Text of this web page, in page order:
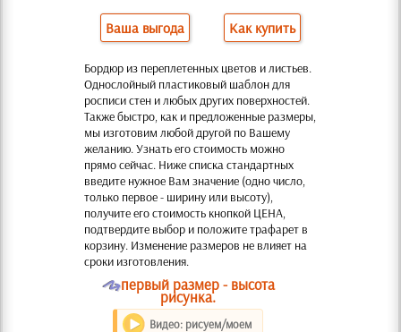
Ваша выгода Как купить
Бордюр из переплетенных цветов и листьев.
Однослойный пластиковый шаблон для
росписи стен и любых других поверхностей.
Также быстро, как и предложенные размеры,
мы изготовим любой другой по Вашему
желанию. Узнать его стоимость можно
прямо сейчас. Ниже списка стандартных
введите нужное Вам значение (одно число,
только первое - ширину или высоту),
получите его стоимость кнопкой ЦЕНА,
подтвердите выбор и положите трафарет в
корзину. Изменение размеров не влияет на
сроки изготовления.
Oпервый размер - высота
рисунка.
Видео: рисуем/моем